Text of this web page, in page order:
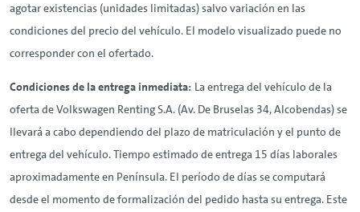
agotar existencias (unidades limitadas) salvo variación en las
condiciones del precio del vehículo. El modelo visualizado puede no
corresponder con el ofertado.
Condiciones de la entrega inmediata: La entrega del vehículo de la
oferta de Volkswagen RentingS.A. (Av. De Bruselas 34, Alcobendas) se
llevará a cabo dependiendo del plazo de matriculación y el punto de
entrega del vehículo. Tiempo estimado de entrega 15 días laborales
aproximadamente en Península. El período de días se computará
desde el momento de formalización del pedido hasta su entrega. Este